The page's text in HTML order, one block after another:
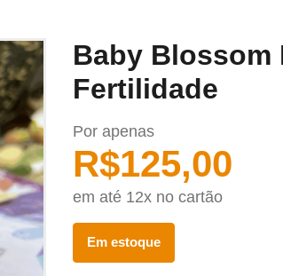
Baby Blossom
Fertilidade
Por apenas
R$125,00
em até 12x no cartão
Em estoque